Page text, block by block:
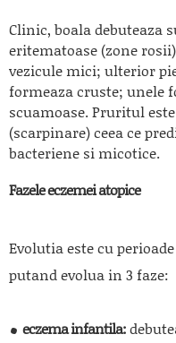
Clinic, boala debuteaza
eritematoase (zone
vezicule mici; ulterior
formeaza cruste; unele
scuamoase. Pruritul
(scarpinare) ceea ce
bacteriene si micotice.
Fazele eczemei atopice
Evolutia este cu
putand evolua in 3 faze:
eczema infantila: